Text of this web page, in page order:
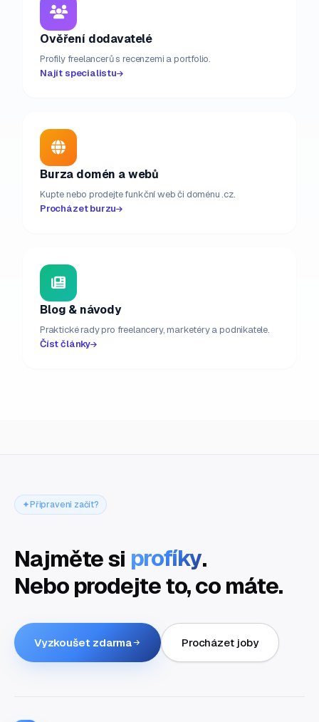
Ověření dodavatelé
Profily freelancerů s recenzemi a portfolio.
Najít specialistu
Burza domén a webů
Kupte nebo prodejte funkční web či doménu .cz.
Procházet burzu
Blog & návody
Praktické rady pro freelancery, marketéry a podnikatele.
Číst články
Připraveni začít?
Najměte si profíky.
Nebo prodejte to, co máte.
Vyzkoušet zdarma Procházet joby